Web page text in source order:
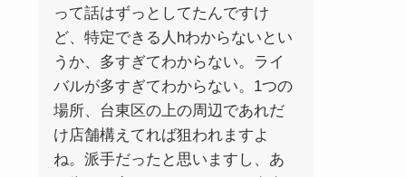
って話はずっとしてたんですけ
ど、特定できる人hわからないとい
うか、多すぎてわからない。ライ
バルが多すぎてわからない。1つの
場所、台東区の上の周辺であれだ
け店舗構えてれば狙われますよ
ね。派手だったと思いますし、あ